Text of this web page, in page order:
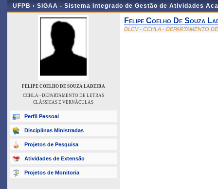
UFPB › SIGAA - Sistema Integrado de Gestão de Atividades
FELIPE COELHO DE SOUZA LADEIRA
CCHLA - DEPARTAMENTO DE LETRAS
CLÁSSICAS E VERNÁCULAS
Perfil Pessoal
Disciplinas Ministradas
Projetos de Pesquisa
Atividades de Extensão
Projetos de Monitoria
Felipe Coelho De Souza
DLCV - CCHLA - DEPARTAMENTO